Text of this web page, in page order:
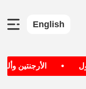
English
الأرجنتين